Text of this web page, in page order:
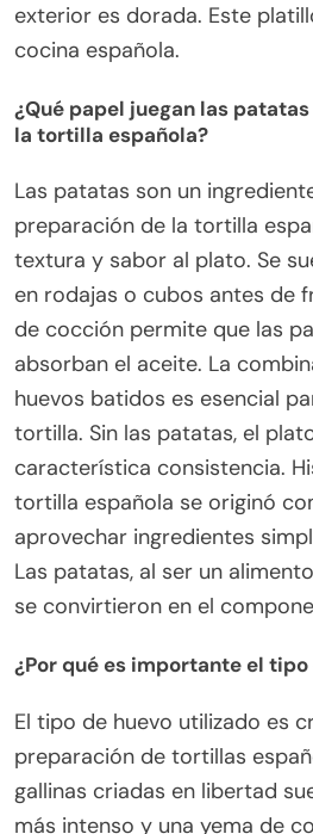
exterior es dorada. Este
cocina española.
¿Qué papel juegan las
la tortilla española?
Las patatas son un
preparación de la tortilla
textura y sabor al plato. Se
en rodajas o cubos antes de
de cocción permite que las
absorban el aceite. La
huevos batidos es esencial
tortilla. Sin las patatas, el
característica consistencia.
tortilla española se originó
aprovechar ingredientes
Las patatas, al ser un
se convirtieron en el
¿Por qué es importante el
El tipo de huevo utilizado es
preparación de tortillas
gallinas criadas en libertad
más intenso y una yema de